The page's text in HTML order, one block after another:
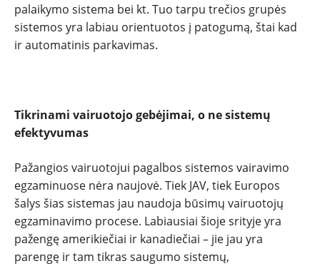
palaikymo sistema bei kt. Tuo tarpu trečios grupės
sistemos yra labiau orientuotos į patogumą, štai kad
ir automatinis parkavimas.
Tikrinami vairuotojo gebėjimai, o ne sistemų
efektyvumas
Pažangios vairuotojui pagalbos sistemos vairavimo
egzaminuose nėra naujovė. Tiek JAV, tiek Europos
šalys šias sistemas jau naudoja būsimų vairuotojų
egzaminavimo procese. Labiausiai šioje srityje yra
pažengę amerikiečiai ir kanadiečiai – jie jau yra
parengę ir tam tikras saugumo sistemų,